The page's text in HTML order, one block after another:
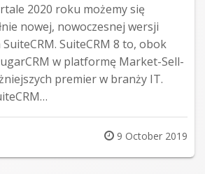
2020 roku możemy się
nowej, nowoczesnej wersji
SuiteCRM 8 to, obok
w platformę Market-Sell-
premier w branży IT.
Posted
on
9 October 2019